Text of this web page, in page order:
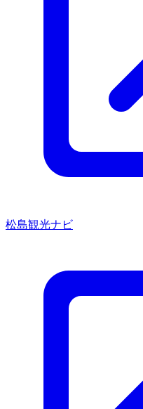
松島観光ナビ